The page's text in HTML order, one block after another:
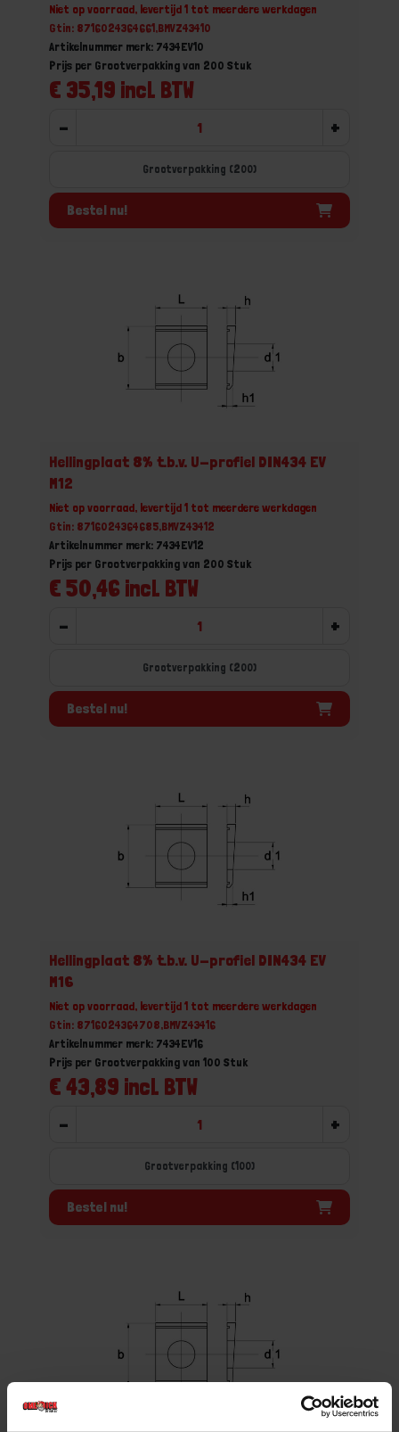
Niet op voorraad, levertijd 1 tot meerdere werkdagen
Gtin: 8716024364661,BMVZ43410
Artikelnummer merk: 7434EV10
€ 35,19 incl. BTW
Prijs per Grootverpakking van 200 Stuk
- +
Grootverpakking (200)
Bestel nu!
Hellingplaat 8% t.b.v. U-profiel DIN434 EV
M12
Niet op voorraad, levertijd 1 tot meerdere werkdagen
Gtin: 8716024364685,BMVZ43412
Artikelnummer merk: 7434EV12
€ 50,46 incl. BTW
Prijs per Grootverpakking van 200 Stuk
- +
Grootverpakking (200)
Bestel nu!
Hellingplaat 8% t.b.v. U-profiel DIN434 EV
M16
Niet op voorraad, levertijd 1 tot meerdere werkdagen
Gtin: 8716024364708,BMVZ43416
Artikelnummer merk: 7434EV16
€ 43,89 incl. BTW
Prijs per Grootverpakking van 100 Stuk
- +
Grootverpakking (100)
Bestel nu!